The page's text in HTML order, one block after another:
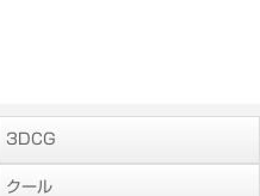
3DCG
クール